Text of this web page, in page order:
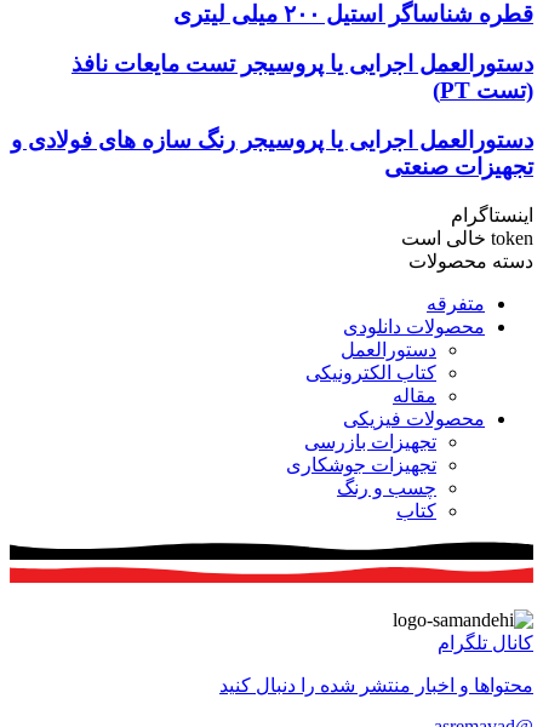
قطره شناساگر استیل ۲۰۰ میلی لیتری
دستورالعمل اجرایی یا پروسیجر تست مایعات نافذ
(تست PT)
دستورالعمل اجرایی یا پروسیجر رنگ سازه های فولادی و
تجهیزات صنعتی
اینستاگرام
token خالی است
دسته محصولات
متفرقه
محصولات دانلودی
دستورالعمل
کتاب الکترونیکی
مقاله
محصولات فیزیکی
تجهیزات بازرسی
تجهیزات جوشکاری
چسب و رنگ
کتاب
کانال تلگرام
محتواها و اخبار منتشر شده را دنبال کنید